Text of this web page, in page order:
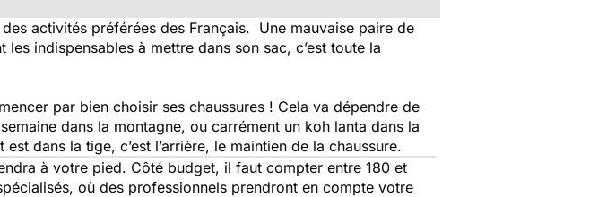
activités préférées des Français. Une mauvaise paire de
indispensables à mettre dans son sac, c’est toute la
par bien choisir ses chaussures ! Cela va dépendre de
dans la montagne, ou carrément un koh lanta dans la
dans la tige, c’est l’arrière, le maintien de la chaussure.
à votre pied. Côté budget, il faut compter entre 180 et
où des professionnels prendront en compte votre